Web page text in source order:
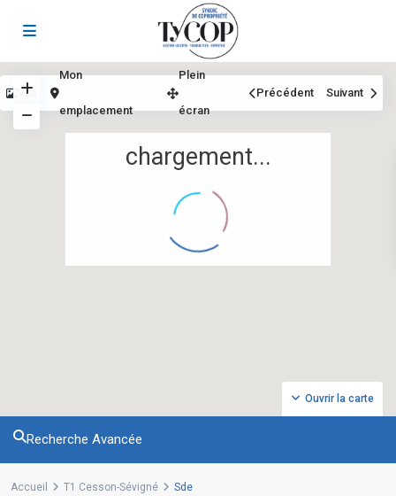
chargement...
Ouvrir la carte
Vue
Mon
emplacement
Plein
écran
Précédent Suivant
Recherche Avancée
Accueil T1 Cesson-Sévigné Sde